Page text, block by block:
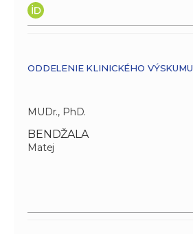
ODDELENIE KLINICKÉHO VÝSKUMU
MUDr., PhD.
BENDŽALA
Matej